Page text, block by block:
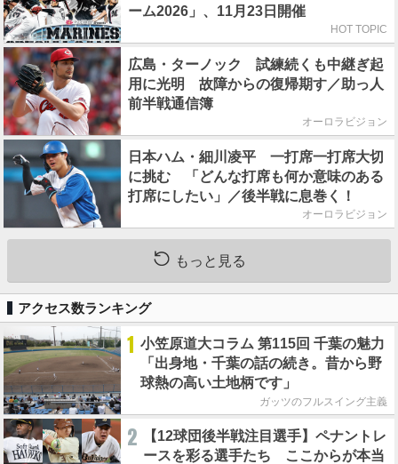
ーム2026」、11月23日開催
HOT TOPIC
広島・ターノック 試練続くも中継ぎ起
用に光明 故障からの復帰期す／助っ人
前半戦通信簿
オーロラビジョン
日本ハム・細川凌平 一打席一打席大切
に挑む 「どんな打席も何か意味のある
打席にしたい」／後半戦に息巻く！
オーロラビジョン
もっと見る
アクセス数ランキング
1 小笠原道大コラム 第115回 千葉の魅力
「出身地・千葉の話の続き。昔から野
球熱の高い土地柄です」
ガッツのフルスイング主義
2
【12球団後半戦注目選手】ペナントレ
ースを彩る選手たち ここからが本当